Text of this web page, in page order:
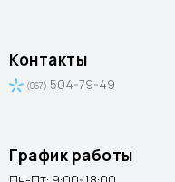
Контакты
(067) 504-79-49
График работы